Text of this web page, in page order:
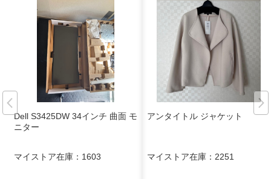
Dell S3425DW 34インチ 曲面 モ
ニター
マイストア在庫： 1603
アンタイトル ジャケット
マイストア在庫： 2251